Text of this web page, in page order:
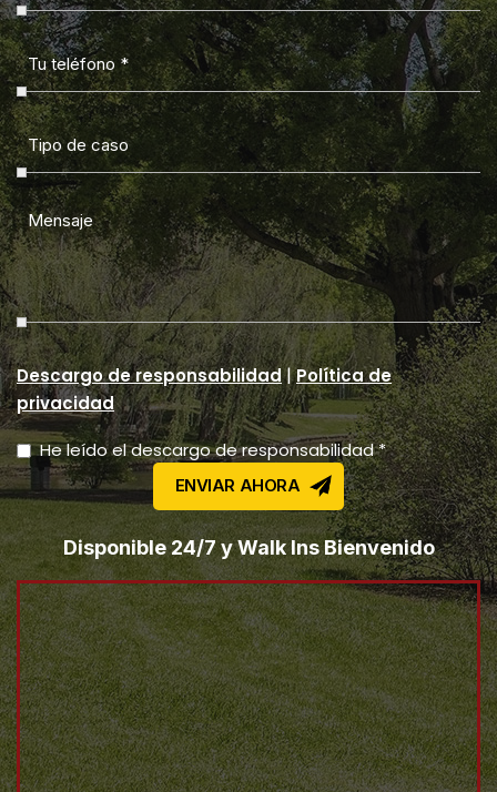
Descargo de responsabilidad|Política de
privacidad
He leído el descargo de responsabilidad *
Disponible 24/7 y Walk Ins Bienvenido